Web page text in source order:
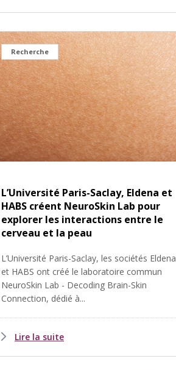
Recherche
L’Université Paris-Saclay, Eldena et
HABS créent NeuroSkin Lab pour
explorer les interactions entre le
cerveau et la peau
L’Université Paris-Saclay, les sociétés Eldena
et HABS ont créé le laboratoire commun
NeuroSkin Lab - Decoding Brain-Skin
Connection, dédié à...
Lire la suite